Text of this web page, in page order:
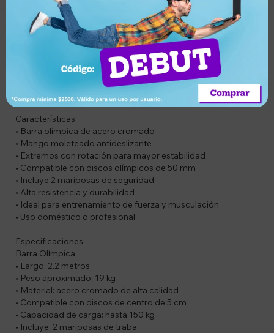
que ayudan a mejorar la estabilidad y la fluidez de
movimiento.
SOLO APTA PARA DISCOS OLÍMPICOS
Compatible con discos de centro de 5 cm, asegurando un
ajuste seguro y estable. Incluye 2 mariposas de traba para
una correcta fijación de los discos. Su diseño resistente es
ideal para entrenamientos intensivos tanto en casa como en
gimnasio.
Características
• Barra olímpica de acero cromado
• Mango moleteado antideslizante
• Extremos con rotación para mayor estabilidad
• Compatible con discos olímpicos de 50 mm
• Incluye 2 mariposas de seguridad
• Alta resistencia y durabilidad
• Ideal para entrenamiento de fuerza y musculación
• Uso doméstico o profesional
Especificaciones
Barra Olímpica
• Largo: 2.2 metros
• Peso aproximado: 19 kg
• Material: acero cromado de alta calidad
• Compatible con discos de centro de 5 cm
• Capacidad de carga: hasta 150 kg
• Incluye: 2 mariposas de traba